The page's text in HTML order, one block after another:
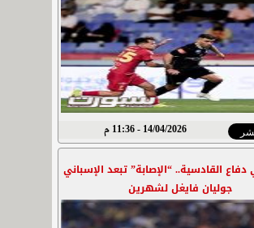
14/04/2026 - 11:36 م
القادسية.. “الإصابة” تبعد الإسباني
جوليان فايغل لشهرين